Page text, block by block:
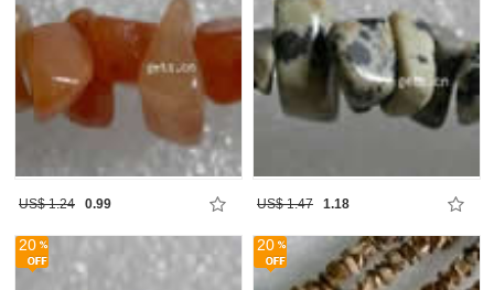
US$ 1.24 0.99 US$ 1.47 1.18
20 20